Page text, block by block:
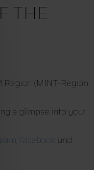
THE
(MINT-Region
a glimpse into your
, facebook und